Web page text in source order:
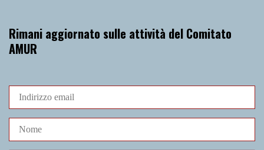
Rimani aggiornato sulle attività del Comitato
AMUR